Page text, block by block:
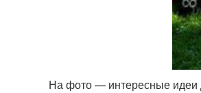
На фото — интересные идеи